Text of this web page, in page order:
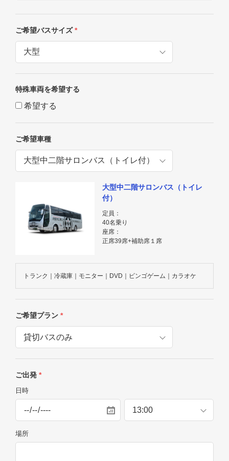
ご希望バスサイズ*
特殊車両を希望する
希望する
ご希望車種
大型中二階サロンバス（トイレ
付）
定員：
40名乗り
座席：
正席39席+補助席１席
トランク｜冷蔵庫｜モニター｜DVD｜ビンゴゲーム｜カラオケ
ご希望プラン *
ご出発 *
日時
場所